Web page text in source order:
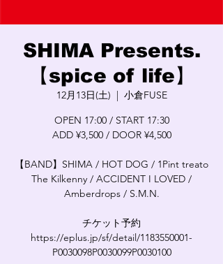
SHIMA Presents.
【spice of life】
12月13日(土)
  |
小倉FUSE
OPEN 17:00 / START 17:30
ADD ¥3,500 / DOOR ¥4,500
【BAND】SHIMA / HOT DOG / 1Pint treato
The Kilkenny / ACCIDENT I LOVED /
Amberdrops / S.M.N.
チケット予約
https://eplus.jp/sf/detail/1183550001-
P0030098P0030099P0030100